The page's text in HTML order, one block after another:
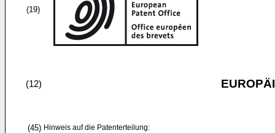
(19)
(12)
(45) Hinweis auf die Patenterteilung: